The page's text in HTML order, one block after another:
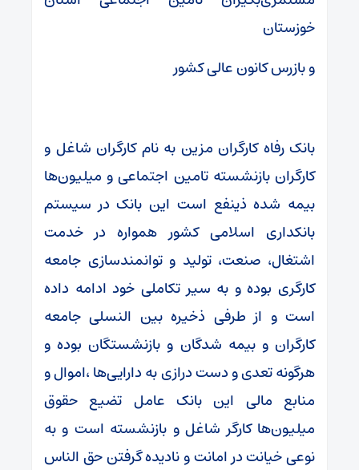
خوزستان
و بازرس کانون عالی کشور
بانک رفاه کارگران مزین به نام کارگران شاغل و
کارگران بازنشسته تامین اجتماعی و میلیون‌ها
بیمه شده ذینفع است این بانک در سیستم
بانکداری اسلامی کشور همواره در خدمت
اشتغال، صنعت، تولید و توانمندسازی جامعه
کارگری بوده و به سیر تکاملی خود ادامه داده
است و از طرفی ذخیره بین النسلی جامعه
کارگران و بیمه شدگان و بازنشستگان بوده و
هرگونه تعدی و دست درازی به دارایی‌ها ،اموال و
منابع مالی این بانک عامل تضیع حقوق
میلیون‌ها کارگر شاغل و بازنشسته است و به
نوعی خیانت در امانت و نادیده گرفتن حق الناس